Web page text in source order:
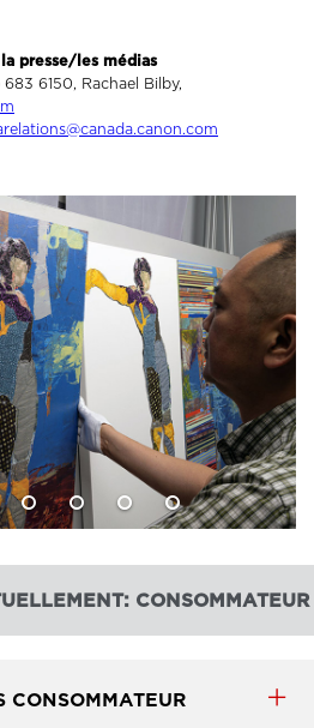
presse/les médias
6150, Rachael Bilby,
CONSOMMATEUR
CONSOMMATEUR